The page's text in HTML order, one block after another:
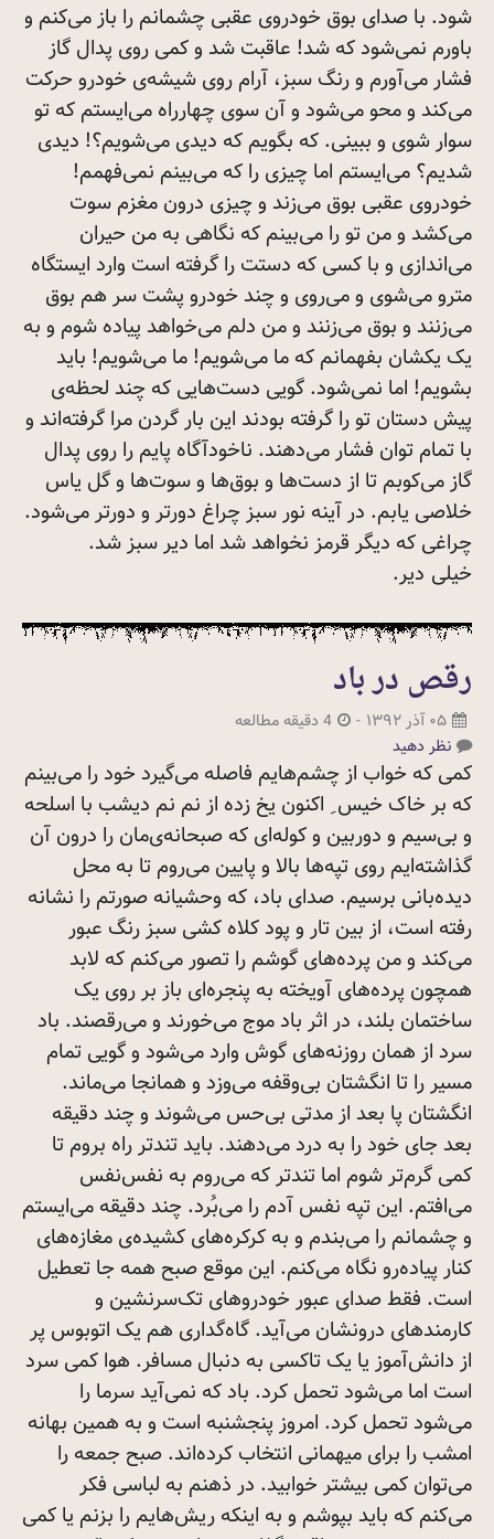
شود. با صدای بوق خودروی عقبی چشمانم را باز می‌کنم و
باورم نمی‌شود که شد! عاقبت شد و کمی روی پدال گاز
فشار می‌آورم و رنگ سبز، آرام روی شیشه‌ی خودرو حرکت
می‌کند و محو می‌شود و آن سوی چهارراه می‌ایستم که تو
سوار شوی و ببینی. که بگویم که دیدی می‌شویم؟! دیدی
شدیم؟ می‌ایستم اما چیزی را که می‌بینم نمی‌فهمم!
خودروی عقبی بوق می‌زند و چیزی درون مغزم سوت
می‌کشد و من تو را می‌بینم که نگاهی به من حیران
می‌اندازی و با کسی که دستت را گرفته است وارد ایستگاه
مترو می‌شوی و می‌روی و چند خودرو پشت سر هم بوق
می‌زنند و بوق می‌زنند و من دلم می‌خواهد پیاده شوم و به
یک یکشان بفهمانم که ما می‌شویم! ما می‌شویم! باید
بشویم! اما نمی‌شود. گویی دست‌هایی که چند لحظه‌ی
پیش دستان تو را گرفته بودند این بار گردن مرا گرفته‌اند و
با تمام توان فشار می‌دهند. ناخودآگاه پایم را روی پدال
گاز می‌کوبم تا از دست‌ها و بوق‌ها و سوت‌ها و گل یاس
خلاصی یابم. در آینه نور سبز چراغ دورتر و دورتر می‌شود.
چراغی که دیگر قرمز نخواهد شد اما دیر سبز شد.
خیلی دیر.
رقص در باد
۰۵ آذر ۱۳۹۲ -
4 دقیقه مطالعه
نظر دهید
کمی که خواب از چشم‌هایم فاصله می‌گیرد خود را می‌بینم
که بر خاک خیس ِ اکنون یخ زده از نم نم دیشب با اسلحه
و بی‌سیم و دوربین و کوله‌ای که صبحانه‌ی‌مان را درون آن
گذاشته‌ایم روی تپه‌ها بالا و پایین می‌روم تا به محل
دیده‌بانی برسیم. صدای باد، که وحشیانه صورتم را نشانه
رفته است، از بین تار و پود کلاه کشی سبز رنگ عبور
می‌کند و من پرده‌های گوشم را تصور می‌کنم که لابد
همچون پرده‌های آویخته به پنجره‌ای باز بر روی یک
ساختمان بلند، در اثر باد موج می‌خورند و می‌رقصند. باد
سرد از همان روزنه‌های گوش وارد می‌شود و گویی تمام
مسیر را تا انگشتان بی‌وقفه می‌وزد و همانجا می‌ماند.
انگشتان پا بعد از مدتی بی‌حس می‌شوند و چند دقیقه
بعد جای خود را به درد می‌دهند. باید تندتر راه بروم تا
کمی گرم‌تر شوم اما تندتر که می‌روم به نفس‌نفس
می‌افتم. این تپه نفس آدم را می‌بُرد. چند دقیقه می‌ایستم
و چشمانم را می‌بندم و به کرکره‌های کشیده‌ی مغازه‌های
کنار پیاده‌رو نگاه می‌کنم. این موقع صبح همه جا تعطیل
است. فقط صدای عبور خودروهای تک‌سرنشین و
کارمندهای درونشان می‌آید. گاه‌گداری هم یک اتوبوس پر
از دانش‌آموز یا یک تاکسی به دنبال مسافر. هوا کمی سرد
است اما می‌شود تحمل کرد. باد که نمی‌آید سرما را
می‌شود تحمل کرد. امروز پنجشنبه است و به همین بهانه
امشب را برای میهمانی انتخاب کرده‌اند. صبح جمعه را
می‌توان کمی بیشتر خوابید. در ذهنم به لباسی فکر
می‌کنم که باید بپوشم و به اینکه ریش‌هایم را بزنم یا کمی